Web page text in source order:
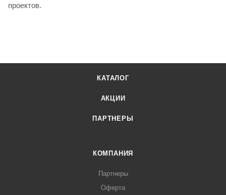
проектов.
КАТАЛОГ
АКЦИИ
ПАРТНЕРЫ
КОМПАНИЯ
Партнеры
Оферта